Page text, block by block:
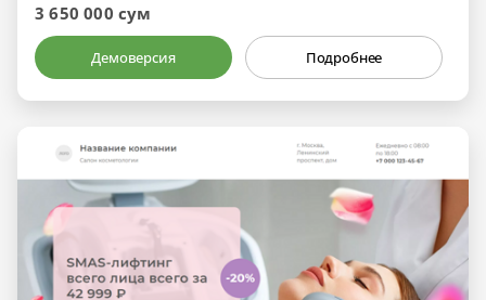
3 650 000 сум
Демоверсия Подробнее